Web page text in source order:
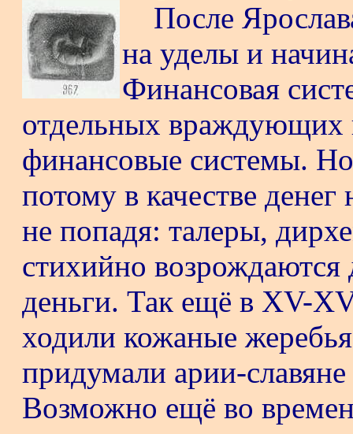
После
на уделы и
Финансовая
отдельных враждующих
финансовые системы.
потому в качестве денег
не попадя: талеры,
стихийно
деньги. Так ещё в XV-
ходили кожаные
придумали арии-
Возможно ещё во